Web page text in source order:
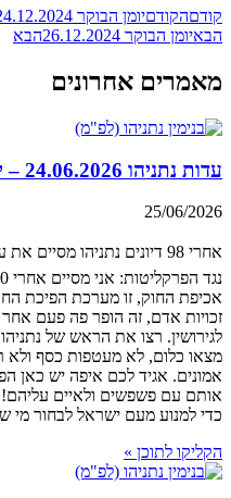
קודםהקודםיומן הבוקר 24.12.2024
הבאיומן הבוקר 26.12.2024 הבא
מאמרים אחרונים
עדות נתניהו 24.06.2026 – יום עדות מס' 98 (אחרון)
25/06/2026
אחרי 98 דיונים נתניהו
אכיפת החוק, זו מערכת הפיכת
זכויות אדם, זה הופר פה פעם
לגירושין. רצו את הראש של
מצאו כלום, לא מעטפות כסף ולא
אמונים. אגיד לכם איפה יש כאן
אותם עם פשפשים ולאיים עליהם!
כדי למנוע מעם ישראל לבחור מי
הקליקו לתוכן »